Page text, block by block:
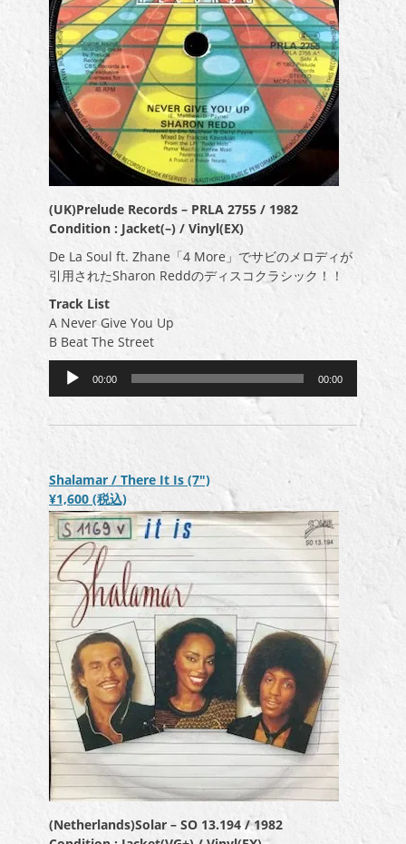
(UK)Prelude Records – PRLA 2755 / 1982
Condition : Jacket(–) / Vinyl(EX)
De La Soul ft. Zhane「4 More」でサビのメロディが
引用されたSharon Reddのディスコクラシック！！
Track List
A Never Give You Up
B Beat The Street
レ
ー
00:00 00:00
Shalamar / There It Is (7″)
¥1,600 (税込)
(Netherlands)Solar – SO 13.194 / 1982